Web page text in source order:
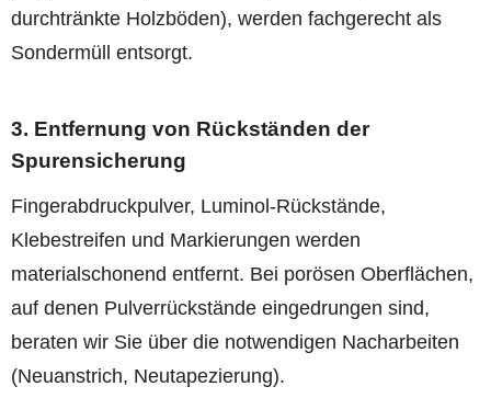
durchtränkte Holzböden), werden fachgerecht als
Sondermüll entsorgt.
3. Entfernung von Rückständen der
Spurensicherung
Fingerabdruckpulver, Luminol-Rückstände,
Klebestreifen und Markierungen werden
materialschonend entfernt. Bei porösen Oberflächen,
auf denen Pulverrückstände eingedrungen sind,
beraten wir Sie über die notwendigen Nacharbeiten
(Neuanstrich, Neutapezierung).